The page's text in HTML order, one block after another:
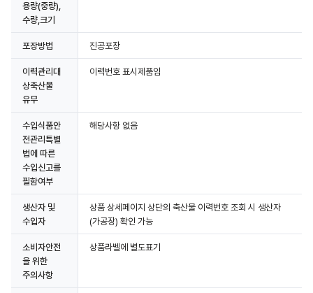
용량(중량),
수량,크기
포장방법 진공포장
이력관리대
상축산물
유무
이력번호 표시제품임
수입식품안
전관리특별
법에 따른
수입신고를
필함여부
해당사항 없음
생산자 및
수입자
상품 상세페이지 상단의 축산물 이력번호 조회 시 생산자
(가공장) 확인 가능
소비자안전
을 위한
주의사항
상품라벨에 별도표기